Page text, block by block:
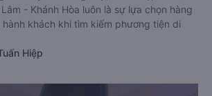
- Khánh Hòa luôn là sự lựa chọn hàng
hành khách khi tìm kiếm phương tiện di
Hiệp